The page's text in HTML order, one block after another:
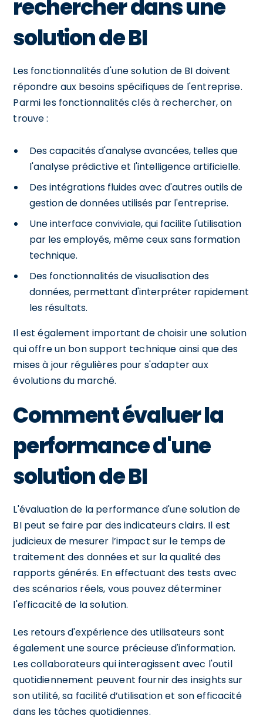
rechercher dans une
solution de BI
Les fonctionnalités d'une solution de BI doivent
répondre aux besoins spécifiques de l'entreprise.
Parmi les fonctionnalités clés à rechercher, on
trouve :
Des capacités d'analyse avancées, telles que
l'analyse prédictive et l'intelligence artificielle.
Des intégrations fluides avec d'autres outils de
gestion de données utilisés par l'entreprise.
Une interface conviviale, qui facilite l'utilisation
par les employés, même ceux sans formation
technique.
Des fonctionnalités de visualisation des
données, permettant d'interpréter rapidement
les résultats.
Il est également important de choisir une solution
qui offre un bon support technique ainsi que des
mises à jour régulières pour s'adapter aux
évolutions du marché.
Comment évaluer la
performance d'une
solution de BI
L'évaluation de la performance d'une solution de
BI peut se faire par des indicateurs clairs. Il est
judicieux de mesurer l’impact sur le temps de
traitement des données et sur la qualité des
rapports générés. En effectuant des tests avec
des scénarios réels, vous pouvez déterminer
l'efficacité de la solution.
Les retours d'expérience des utilisateurs sont
également une source précieuse d'information.
Les collaborateurs qui interagissent avec l'outil
quotidiennement peuvent fournir des insights sur
son utilité, sa facilité d’utilisation et son efficacité
dans les tâches quotidiennes.